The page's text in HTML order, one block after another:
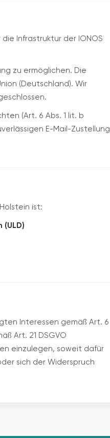
Infrastruktur der IONOS
zu ermöglichen. Die
(Deutschland). Wir
(Art. 6 Abs. 1 lit. b
E-Mail-Zustellung
ist:
Interessen gemäß Art. 6
Art. 21 DSGVO
einzulegen, soweit dafür
sich der Widerspruch